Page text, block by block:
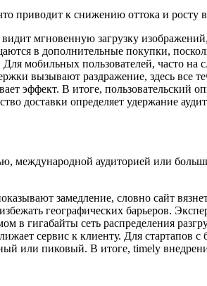
приводит к снижению оттока и росту
мгновенную загрузку
в дополнительные покупки,
мобильных пользователей, часто
вызывают раздражение, здесь
эффект. В итоге,
доставки определяет удержание
международной аудиторией или
замедление, словно сайт
географических барьеров.
в гигабайты сеть распределения
сервис к клиенту. Для
или пиковый. В итоге, timely